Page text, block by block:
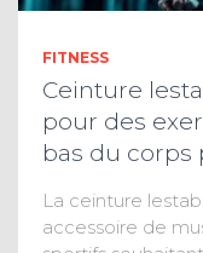
FITNESS
Ceinture
pour des
bas du corps
La ceinture
accessoire de